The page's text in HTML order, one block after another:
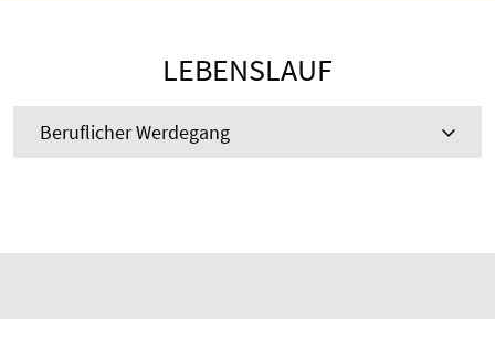
LEBENSLAUF
Beruflicher Werdegang